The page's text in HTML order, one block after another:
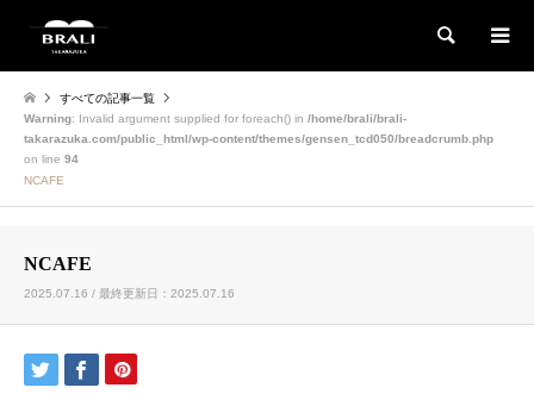
検索
すべての記事一覧
Warning: Invalid argument supplied for foreach() in /home/brali/brali-
takarazuka.com/public_html/wp-content/themes/gensen_tcd050/breadcrumb.php
on line 94
NCAFE
NCAFE
2025.07.16 / 最終更新日：2025.07.16